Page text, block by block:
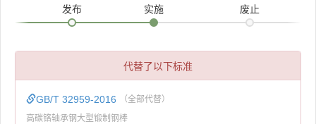
发布 实施 废止
代替了以下标准
GB/T 32959-2016 （全部代替）
高碳铬轴承钢大型锻制钢棒